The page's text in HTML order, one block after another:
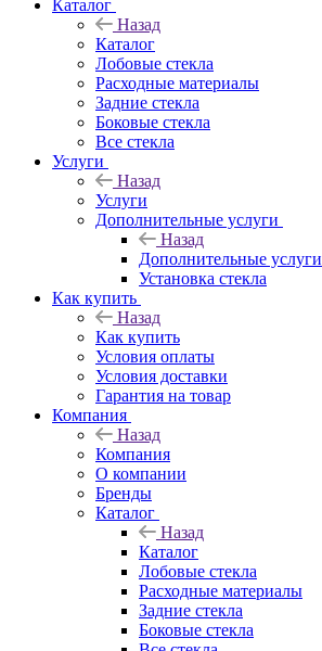
Каталог
Назад
Каталог
Лобовые стекла
Расходные материалы
Задние стекла
Боковые стекла
Все стекла
Услуги
Назад
Услуги
Дополнительные услуги
Назад
Дополнительные услуги
Установка стекла
Как купить
Назад
Как купить
Условия оплаты
Условия доставки
Гарантия на товар
Компания
Назад
Компания
О компании
Бренды
Каталог
Назад
Каталог
Лобовые стекла
Расходные материалы
Задние стекла
Боковые стекла